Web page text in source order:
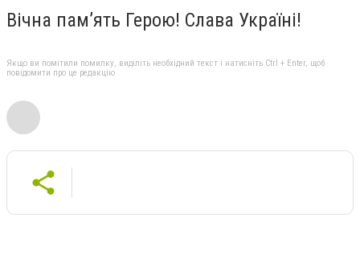
Вічна пам’ять Герою! Слава Україні!
Якщо ви помітили помилку, виділіть необхідний текст і натисніть Ctrl + Enter, щоб
повідомити про це редакцію